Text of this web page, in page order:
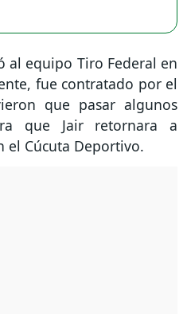
al equipo Tiro Federal en
fue contratado por el
que pasar algunos
que Jair retornara a
el Cúcuta Deportivo.